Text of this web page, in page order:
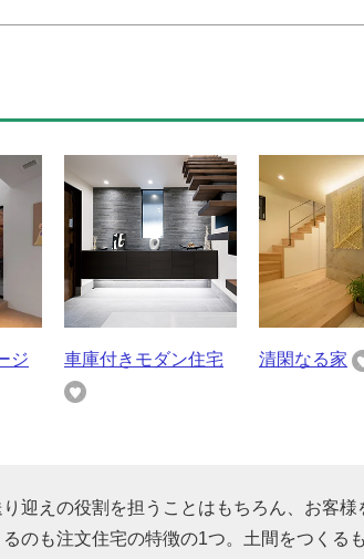
ジ
車庫付きモダン住宅 清閑なる家
迎えの役割を担うことはもちろん、お客
のも注文住宅の特徴の1つ。土間をつくる